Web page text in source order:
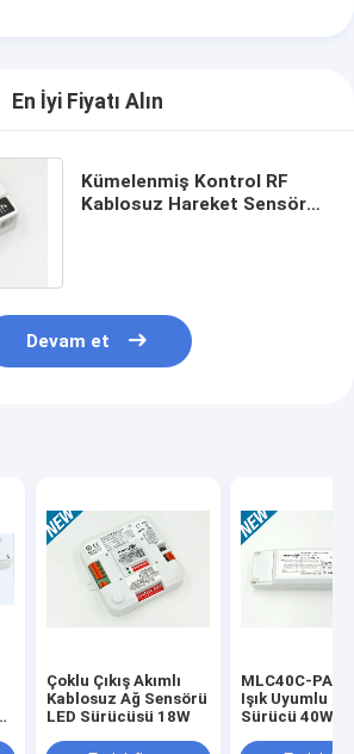
En İyi Fiyatı Alın
Kümelenmiş Kontrol RF
Kablosuz Hareket Sensörü
Devam et
Çoklu Çıkış Akımlı
Kablosuz Ağ Sensörü
LED Sürücüsü 18W
MLC40C-PA
Işık Uyumlu
Sürücü 40W,